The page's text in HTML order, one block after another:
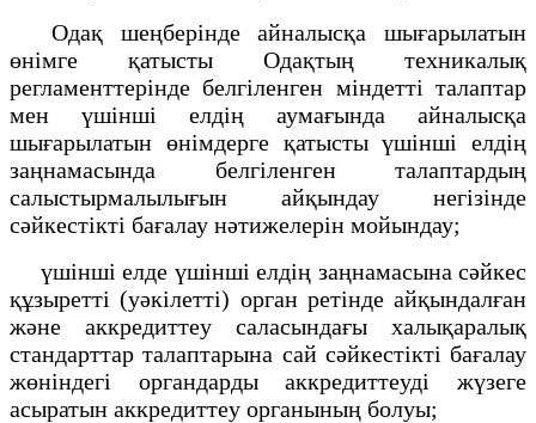
Одақ шеңберінде айналысқа шығарылатын
өнімге қатысты Одақтың техникалық
регламенттерінде белгіленген міндетті талаптар
мен үшінші елдің аумағында айналысқа
шығарылатын өнімдерге қатысты үшінші елдің
заңнамасында белгіленген талаптардың
салыстырмалылығын айқындау негізінде
сәйкестікті бағалау нәтижелерін мойындау;
үшінші елде үшінші елдің заңнамасына сәйкес
құзыретті (уәкілетті) орган ретінде айқындалған
және аккредиттеу саласындағы халықаралық
стандарттар талаптарына сай сәйкестікті бағалау
жөніндегі органдарды аккредиттеуді жүзеге
асыратын аккредиттеу органының болуы;